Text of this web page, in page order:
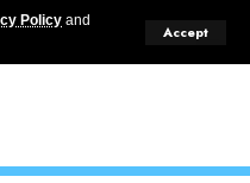
Policy and
Accept